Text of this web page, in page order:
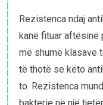
Rezistenca ndaj
kanë fituar aftësinë
më shumë klasave
të thotë se këto
to. Rezistenca